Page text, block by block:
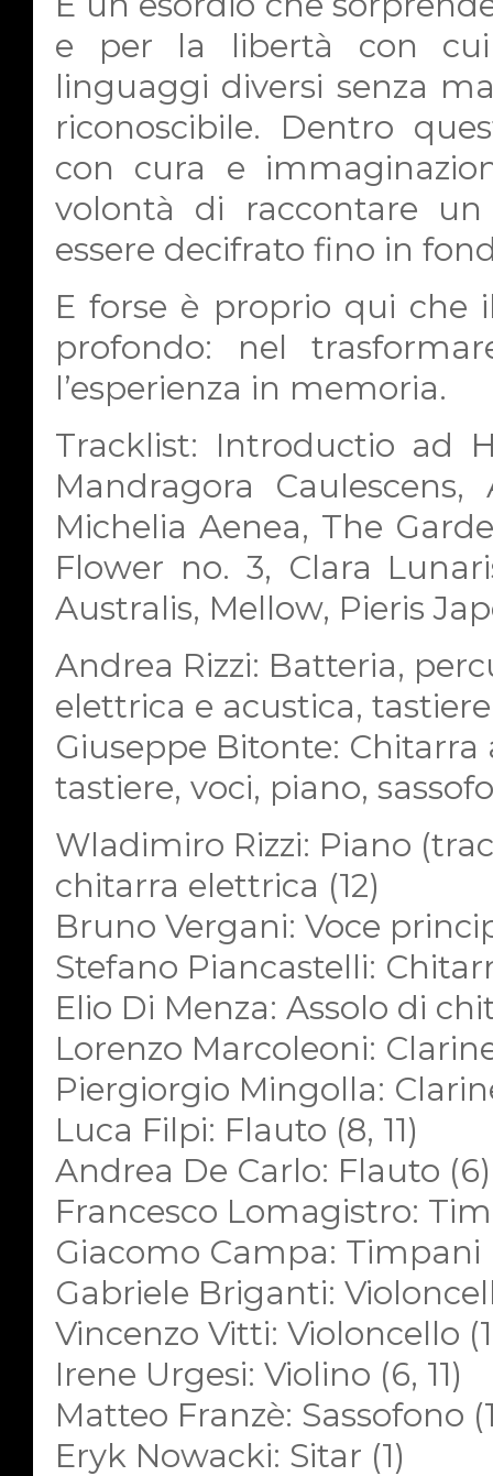
e per la libertà con
linguaggi diversi senza
riconoscibile. Dentro
con cura e
volontà di raccontare
essere decifrato fino in
E forse è proprio qui che
profondo: nel
l’esperienza in memoria.
Tracklist: Introductio ad
Mandragora
Michelia Aenea, The
Flower no. 3, Clara
Australis, Mellow, Pieris
Andrea Rizzi: Batteria,
elettrica e acustica,
Giuseppe Bitonte:
tastiere, voci, piano,
Wladimiro Rizzi: Piano
chitarra elettrica (12)
Bruno Vergani: Voce
Stefano Piancastelli:
Elio Di Menza: Assolo di
Lorenzo Marcoleoni:
Piergiorgio Mingolla:
Luca Filpi: Flauto (8, 11)
Andrea De Carlo: Flauto (6)
Francesco Lomagistro:
Giacomo Campa: Timpani
Gabriele Briganti:
Vincenzo Vitti: Violoncello
Irene Urgesi: Violino (6, 11)
Matteo Franzè: Sassofono
Eryk Nowacki: Sitar (1)